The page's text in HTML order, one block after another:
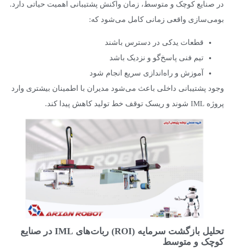
در صنایع کوچک و متوسط، زمان واکنش پشتیبانی اهمیت حیاتی دارد.
بومی‌سازی واقعی زمانی کامل می‌شود که:
قطعات یدکی در دسترس باشند
تیم فنی پاسخ‌گو و نزدیک باشد
آموزش و راه‌اندازی سریع انجام شود
وجود پشتیبانی داخلی باعث می‌شود مدیران با اطمینان بیشتری وارد
پروژه IML شوند و ریسک توقف خط تولید کاهش پیدا کند.
تحلیل بازگشت سرمایه (ROI) ربات‌های IML در صنایع
کوچک و متوسط